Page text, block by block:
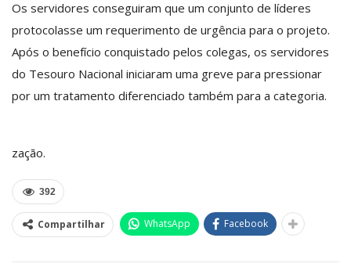
Os servidores conseguiram que um conjunto de líderes
protocolasse um requerimento de urgência para o projeto.
Após o benefício conquistado pelos colegas, os servidores
do Tesouro Nacional iniciaram uma greve para pressionar
por um tratamento diferenciado também para a categoria.
zação.
392
Compartilhar WhatsApp Facebook